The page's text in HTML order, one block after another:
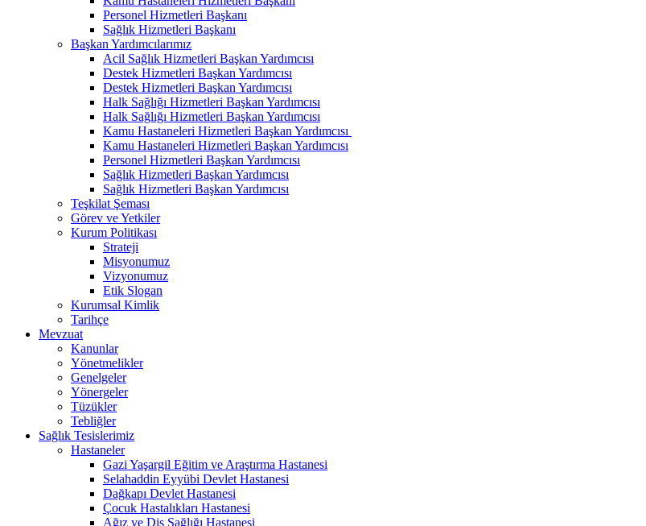
Personel Hizmetleri Başkanı
Sağlık Hizmetleri Başkanı
Başkan Yardımcılarımız
Acil Sağlık Hizmetleri Başkan Yardımcısı
Destek Hizmetleri Başkan Yardımcısı
Destek Hizmetleri Başkan Yardımcısı
Halk Sağlığı Hizmetleri Başkan Yardımcısı
Halk Sağlığı Hizmetleri Başkan Yardımcısı
Kamu Hastaneleri Hizmetleri Başkan Yardımcısı ​
Kamu Hastaneleri Hizmetleri Başkan Yardımcısı
Personel Hizmetleri Başkan Yardımcısı
Sağlık Hizmetleri Başkan Yardımcısı
Sağlık Hizmetleri Başkan Yardımcısı
Teşkilat Şeması
Görev ve Yetkiler
Kurum Politikası
Strateji
Misyonumuz
Vizyonumuz
Etik Slogan
Kurumsal Kimlik
Tarihçe
Mevzuat
Kanunlar
Yönetmelikler
Genelgeler
Yönergeler
Tüzükler
Tebliğler
Sağlık Tesislerimiz
Hastaneler
Gazi Yaşargil Eğitim ve Araştırma Hastanesi
Selahaddin Eyyübi Devlet Hastanesi
Dağkapı Devlet Hastanesi
Çocuk Hastalıkları Hastanesi
Ağız ve Diş Sağlığı Hastanesi